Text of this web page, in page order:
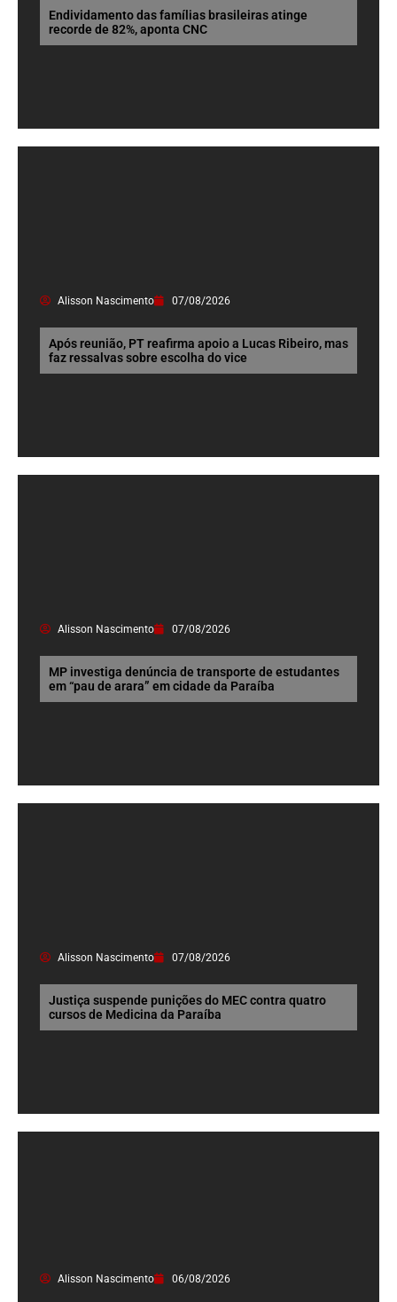
Endividamento das famílias brasileiras atinge
recorde de 82%, aponta CNC
Alisson Nascimento 07/08/2026
Após reunião, PT reafirma apoio a Lucas Ribeiro, mas
faz ressalvas sobre escolha do vice
Alisson Nascimento 07/08/2026
MP investiga denúncia de transporte de estudantes
em “pau de arara” em cidade da Paraíba
Alisson Nascimento 07/08/2026
Justiça suspende punições do MEC contra quatro
cursos de Medicina da Paraíba
Alisson Nascimento 06/08/2026